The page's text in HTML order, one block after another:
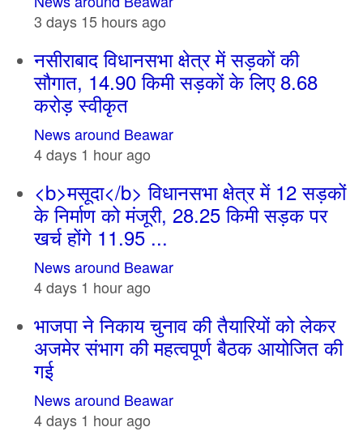
3 days 15 hours ago
नसीराबाद विधानसभा क्षेत्र में सड़कों की
सौगात, 14.90 किमी सड़कों के लिए 8.68
करोड़ स्वीकृत
News around Beawar
4 days 1 hour ago
<b>मसूदा</b> विधानसभा क्षेत्र में 12 सड़कों
के निर्माण को मंजूरी, 28.25 किमी सड़क पर
खर्च होंगे 11.95 ...
News around Beawar
4 days 1 hour ago
भाजपा ने निकाय चुनाव की तैयारियों को लेकर
अजमेर संभाग की महत्वपूर्ण बैठक आयोजित की
गई
News around Beawar
4 days 1 hour ago